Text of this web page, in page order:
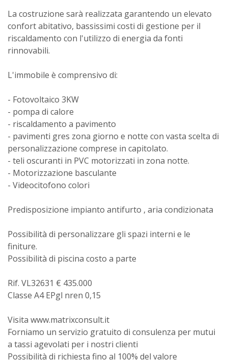
La costruzione sarà realizzata garantendo un elevato
confort abitativo, bassissimi costi di gestione per il
riscaldamento con l'utilizzo di energia da fonti
rinnovabili.
L'immobile è comprensivo di:
- Fotovoltaico 3KW
- pompa di calore
- riscaldamento a pavimento
- pavimenti gres zona giorno e notte con vasta scelta di
personalizzazione comprese in capitolato.
- teli oscuranti in PVC motorizzati in zona notte.
- Motorizzazione basculante
- Videocitofono colori
Predisposizione impianto antifurto , aria condizionata
Possibilità di personalizzare gli spazi interni e le
finiture.
Possibilità di piscina costo a parte
Rif. VL32631 € 435.000
Classe A4 EPgl nren 0,15
Visita www.matrixconsult.it
Forniamo un servizio gratuito di consulenza per mutui
a tassi agevolati per i nostri clienti
Possibilità di richiesta fino al 100% del valore